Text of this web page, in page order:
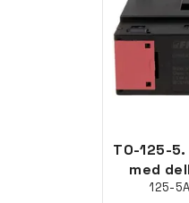
TO-125-
med
125-